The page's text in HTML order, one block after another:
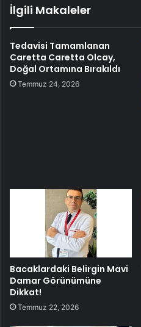
İlgili Makaleler
Tedavisi Tamamlanan
Caretta Caretta Olcay,
Doğal Ortamına Bırakıldı
Temmuz 24, 2026
Bacaklardaki Belirgin Mavi
Damar Görünümüne
Dikkat!
Temmuz 22, 2026